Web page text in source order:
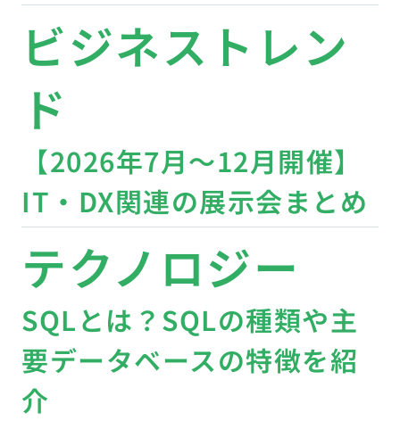
ビジネストレン
ド
【2026年7月〜12月開催】
IT・DX関連の展示会まとめ
テクノロジー
SQLとは？SQLの種類や主
要データベースの特徴を紹
介